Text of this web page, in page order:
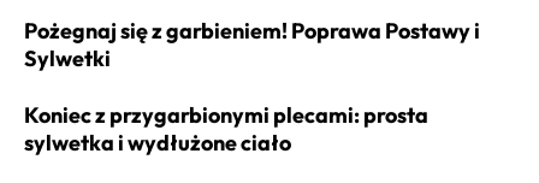
Pożegnaj się z garbieniem! Poprawa Postawy i
Sylwetki
Koniec z przygarbionymi plecami: prosta
sylwetka i wydłużone ciało